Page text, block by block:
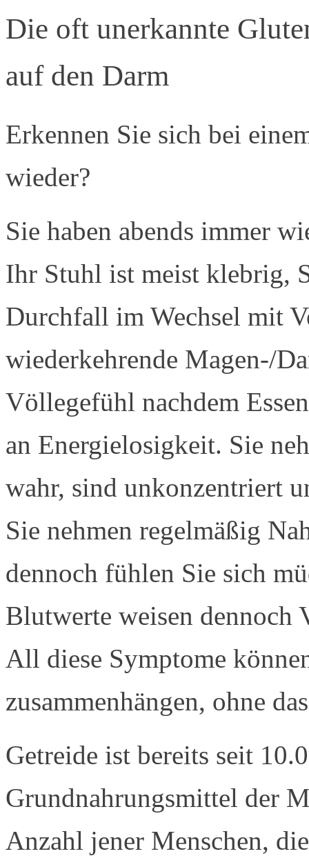
Die oft unerkannte
auf den Darm
Erkennen Sie sich bei
wieder?
Sie haben abends immer
Ihr Stuhl ist meist klebrig,
Durchfall im Wechsel mit
wiederkehrende Magen-/
Völlegefühl nachdem
an Energielosigkeit. Sie
wahr, sind unkonzentriert
Sie nehmen regelmäßig
dennoch fühlen Sie sich
Blutwerte weisen dennoch
All diese Symptome
zusammenhängen, ohne
Getreide ist bereits seit
Grundnahrungsmittel der
Anzahl jener Menschen,